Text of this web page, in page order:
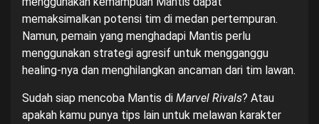
memaksimalkan potensi tim di medan pertempuran.
Namun, pemain yang menghadapi Mantis perlu
menggunakan strategi agresif untuk mengganggu
healing-nya dan menghilangkan ancaman dari tim lawan.
Sudah siap mencoba Mantis di Marvel Rivals? Atau
apakah kamu punya tips lain untuk melawan karakter